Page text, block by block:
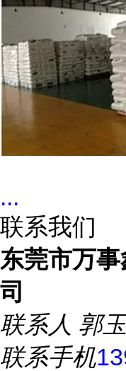
...
联系我们
东莞市万
司
联系人 郭
联系手机